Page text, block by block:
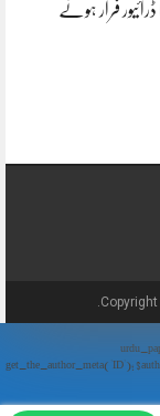
فرار ہونے
get_the_author_meta('ID');